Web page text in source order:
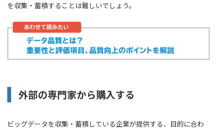
を収集・蓄積することは難しいでしょう。
外部の専門家から購入する
ビッグデータを収集・蓄積している企業が提供する、目的に合わ